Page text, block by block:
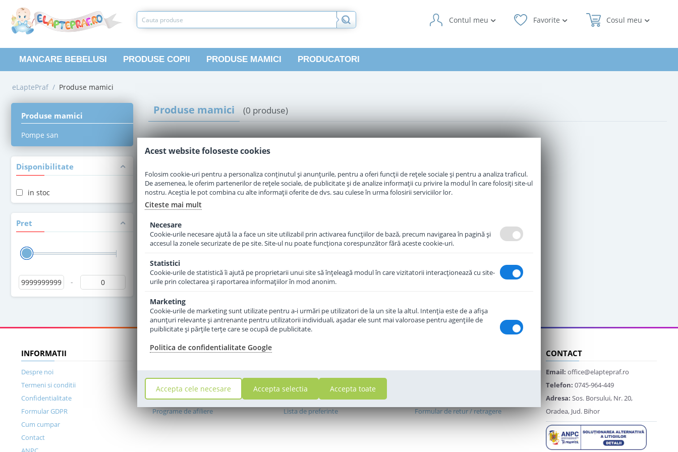
Cosul meu
Favorite
Contul meu
MANCARE BEBELUSI PRODUSE COPII PRODUSE MAMICI PRODUCATORI
eLaptePraf / Produse mamici
Produse mamici
Pompe san
Disponibilitate
in stoc
Pret
-
Produse mamici (0 produse)
INFORMATII
Despre noi
Termeni si conditii
Confidentialitate
Formular GDPR
Cum cumpar
Contact
DE CE SA NE ALEGETI
Gama variata de produse
Promotii si vouchere
Rasplatim fidelitatea
Programe de afiliere
Autentificare
Creare cont
Comenzile mele
Lista de preferinte
Metode de plata
Formular de retur / retragere
CONTACT
Email: office@elaptepraf.ro
Telefon: 0745-964-449
Adresa: Sos. Borsului, Nr. 20,
Oradea, Jud. Bihor
Acest website foloseste cookies
Folosim cookie-uri pentru a personaliza conținutul și anunțurile, pentru a oferi funcții de rețele sociale și pentru a analiza traficul.
De asemenea, le oferim partenerilor de rețele sociale, de publicitate și de analize informații cu privire la modul în care folosiți site-ul
nostru. Aceștia le pot combina cu alte informații oferite de dvs. sau culese în urma folosirii serviciilor lor.
Citeste mai mult
Necesare
Cookie-urile necesare ajută la a face un site utilizabil prin activarea funcţiilor de bază, precum navigarea în pagină şi
accesul la zonele securizate de pe site. Site-ul nu poate funcţiona corespunzător fără aceste cookie-uri.
Statistici
Cookie-urile de statistică îi ajută pe proprietarii unui site să înţeleagă modul în care vizitatorii interacţionează cu site-
urile prin colectarea şi raportarea informaţiilor în mod anonim.
Marketing
Cookie-urile de marketing sunt utilizate pentru a-i urmări pe utilizatori de la un site la altul. Intenţia este de a afişa
anunţuri relevante şi antrenante pentru utilizatorii individuali, aşadar ele sunt mai valoroase pentru agenţiile de
puiblicitate şi părţile terţe care se ocupă de publicitate.
Politica de confidentialitate Google
Accepta cele necesare Accepta selectia Accepta toate